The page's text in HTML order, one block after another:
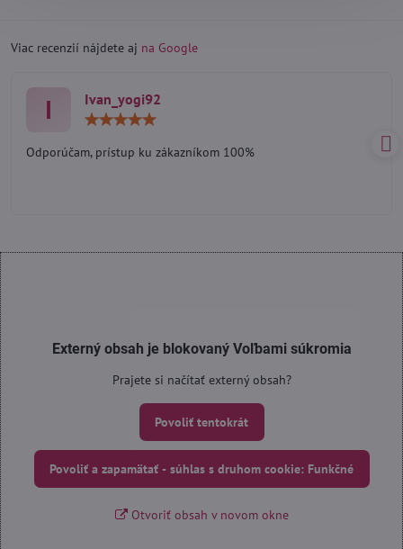
Viac recenzií nájdete aj na Google
I Ivan_yogi92
5
Odporúčam, prístup ku zákazníkom 100%
Externý obsah je blokovaný Voľbami súkromia
Prajete si načítať externý obsah?
Povoliť tentokrát
Povoliť a zapamätať - súhlas s druhom cookie: Funkčné
Otvoriť obsah v novom okne